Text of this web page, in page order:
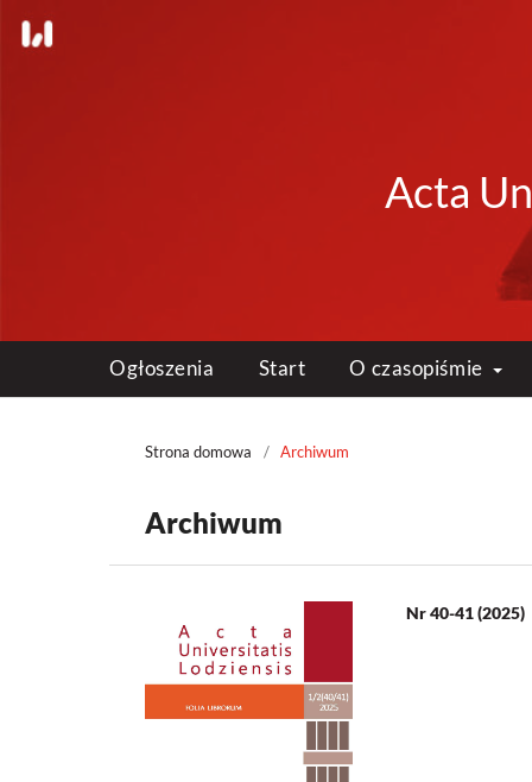
Acta
Ogłoszenia Start O czasopiśmie
Strona domowa / Archiwum
Archiwum
Nr 40-41 (2025)